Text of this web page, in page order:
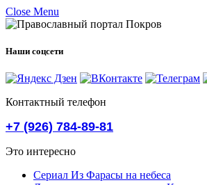
Close Menu
Наши соцсети
Контактный телефон
+7 (926) 784-89-81
Это интересно
Сериал Из Фарасы на небеса